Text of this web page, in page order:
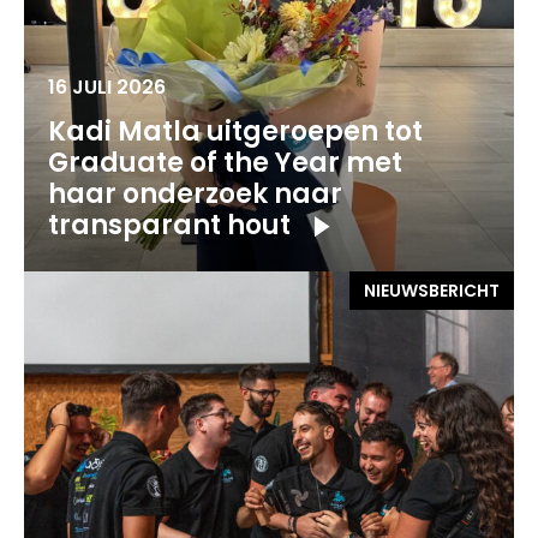
16 JULI 2026
Kadi Matla uitgeroepen tot
Graduate of the Year met
haar onderzoek naar
transparant hout
NIEUWSBERICHT